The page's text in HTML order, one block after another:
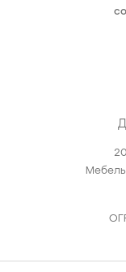
Мебель